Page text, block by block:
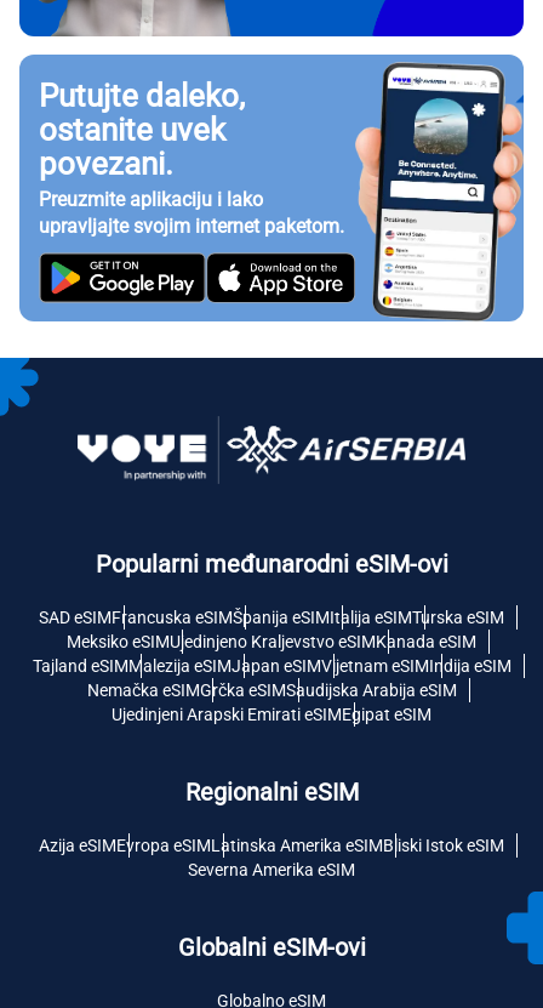
Putujte daleko,
ostanite uvek
povezani.
Preuzmite aplikaciju i lako
upravljajte svojim internet paketom.
Popularni međunarodni eSIM-ovi
SAD eSIMFrancuska eSIMŠpanija eSIMItalija eSIMTurska eSIM
Meksiko eSIMUjedinjeno Kraljevstvo eSIMKanada eSIM
Tajland eSIMMalezija eSIMJapan eSIMVijetnam eSIMIndija eSIM
Nemačka eSIMGrčka eSIMSaudijska Arabija eSIM
Ujedinjeni Arapski Emirati eSIMEgipat eSIM
Regionalni eSIM
Azija eSIMEvropa eSIMLatinska Amerika eSIMBliski Istok eSIM
Severna Amerika eSIM
Globalni eSIM-ovi
Globalno eSIM